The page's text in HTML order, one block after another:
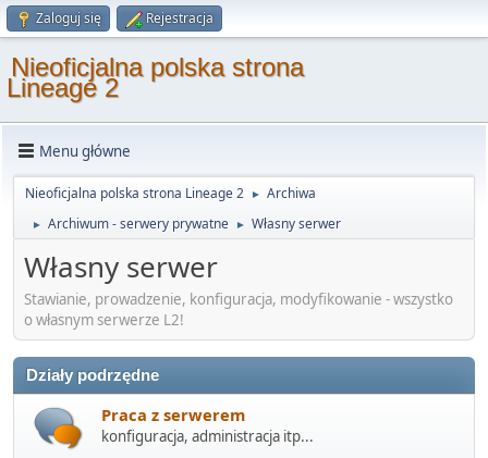
Zaloguj się Rejestracja
Nieoficjalna polska strona
Lineage 2
Menu główne
Nieoficjalna polska strona Lineage 2 ► Archiwa
► Archiwum - serwery prywatne ► Własny serwer
Własny serwer
Stawianie, prowadzenie, konfiguracja, modyfikowanie - wszystko
o własnym serwerze L2!
Działy podrzędne
Praca z serwerem
konfiguracja, administracja itp...